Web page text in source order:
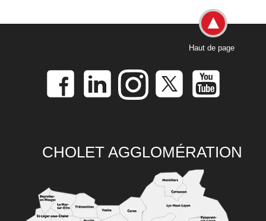
Haut de page
CHOLET AGGLOMÉRATION